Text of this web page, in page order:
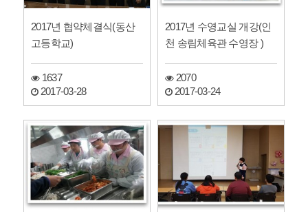
2017년 협약체결식(동산
고등학교)
1637
2017-03-28
2017년 수영교실 개강(인
천 송림체육관 수영장 )
2070
2017-03-24